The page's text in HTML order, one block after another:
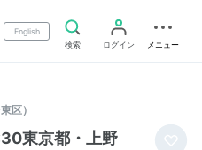
English
検索
ログイン メニュー
区）
東京都・上野